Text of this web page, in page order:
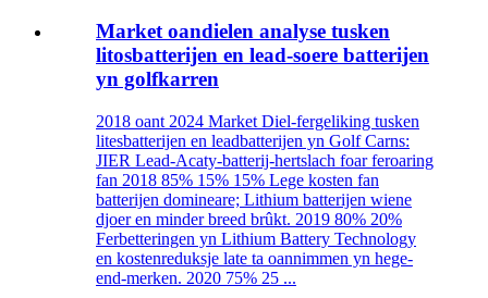
Market oandielen analyse tusken
litosbatterijen en lead-soere batterijen
yn golfkarren
2018 oant 2024 Market Diel-fergeliking tusken
litesbatterijen en leadbatterijen yn Golf Carns:
JIER Lead-Acaty-batterij-hertslach foar feroaring
fan 2018 85% 15% 15% Lege kosten fan
batterijen domineare; Lithium batterijen wiene
djoer en minder breed brûkt. 2019 80% 20%
Ferbetteringen yn Lithium Battery Technology
en kostenreduksje late ta oannimmen yn hege-
end-merken. 2020 75% 25 ...